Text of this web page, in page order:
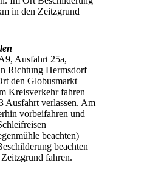
in den Zeitzgrund
Ausfahrt 25a,
Richtung Hermsdorf
den Globusmarkt
Kreisverkehr fahren
Ausfahrt verlassen. Am
vorbeifahren und
beachten)
beachten
fahren.